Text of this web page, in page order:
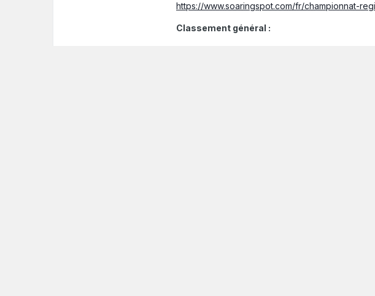
https://www.soaringspot.com/fr/championnat-
Classement général :